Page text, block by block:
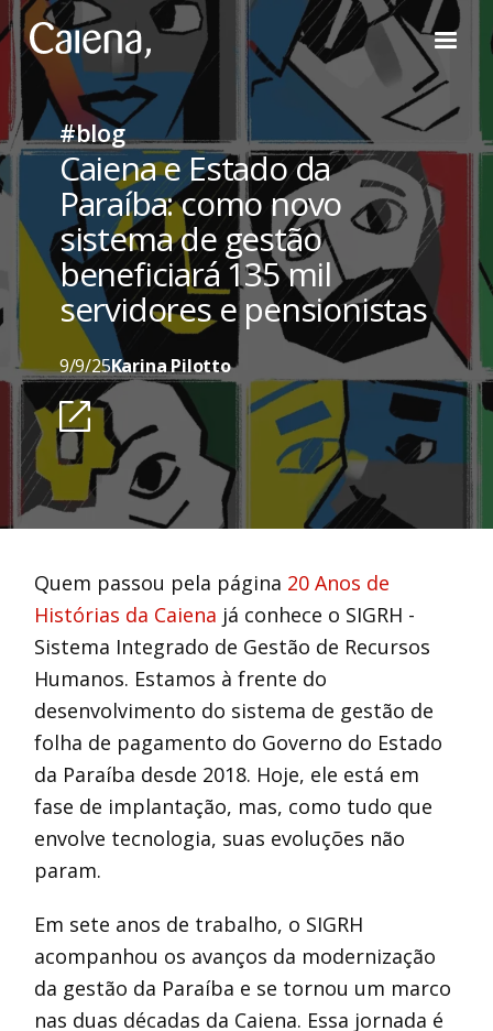
#blog
Caiena e Estado da
Paraíba: como novo
sistema de gestão
beneficiará 135 mil
servidores e pensionistas
9/9/25Karina Pilotto
Quem passou pela página 20 Anos de
Histórias da Caiena já conhece o SIGRH -
Sistema Integrado de Gestão de Recursos
Humanos. Estamos à frente do
desenvolvimento do sistema de gestão de
folha de pagamento do Governo do Estado
da Paraíba desde 2018. Hoje, ele está em
fase de implantação, mas, como tudo que
envolve tecnologia, suas evoluções não
param.
Em sete anos de trabalho, o SIGRH
acompanhou os avanços da modernização
da gestão da Paraíba e se tornou um marco
nas duas décadas da Caiena. Essa jornada é